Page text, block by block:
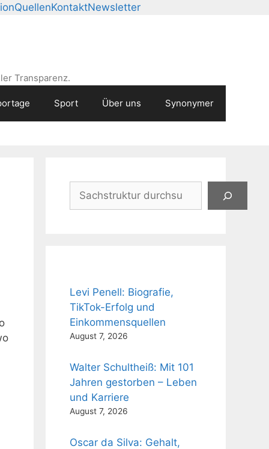
QuellenKontaktNewsletter
Transparenz.
Sport Über uns Synonymer
Suchen
Levi Penell: Biografie,
TikTok-Erfolg und
Einkommensquellen
August 7, 2026
Walter Schultheiß: Mit 101
Jahren gestorben – Leben
und Karriere
August 7, 2026
Oscar da Silva: Gehalt,